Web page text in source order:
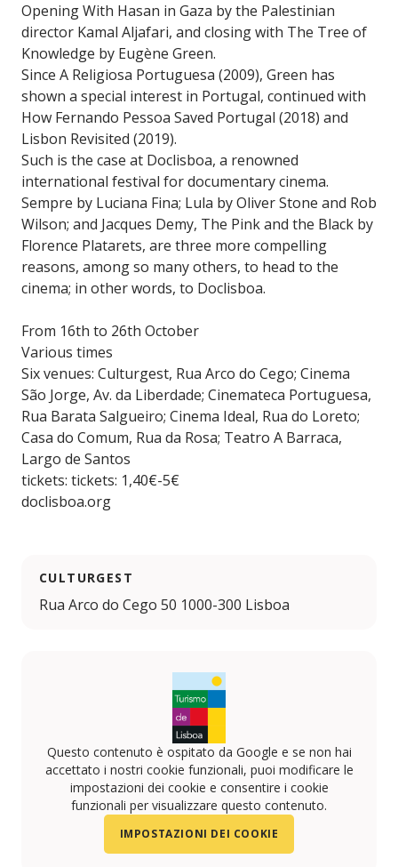
Opening With Hasan in Gaza by the Palestinian
director Kamal Aljafari, and closing with The Tree of
Knowledge by Eugène Green.
Since A Religiosa Portuguesa (2009), Green has
shown a special interest in Portugal, continued with
How Fernando Pessoa Saved Portugal (2018) and
Lisbon Revisited (2019).
Such is the case at Doclisboa, a renowned
international festival for documentary cinema.
Sempre by Luciana Fina; Lula by Oliver Stone and Rob
Wilson; and Jacques Demy, The Pink and the Black by
Florence Platarets, are three more compelling
reasons, among so many others, to head to the
cinema; in other words, to Doclisboa.
From 16th to 26th October
Various times
Six venues: Culturgest, Rua Arco do Cego; Cinema
São Jorge, Av. da Liberdade; Cinemateca Portuguesa,
Rua Barata Salgueiro; Cinema Ideal, Rua do Loreto;
Casa do Comum, Rua da Rosa; Teatro A Barraca,
Largo de Santos
tickets: tickets: 1,40€-5€
doclisboa.org
CULTURGEST
Rua Arco do Cego 50 1000-300 Lisboa
Questo contenuto è ospitato da Google e se non hai
accettato i nostri cookie funzionali, puoi modificare le
impostazioni dei cookie e consentire i cookie
funzionali per visualizzare questo contenuto.
IMPOSTAZIONI DEI COOKIE